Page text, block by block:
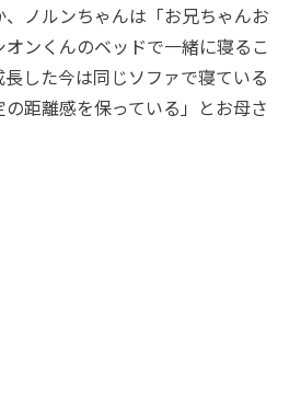
ノルンちゃんは「お兄ちゃんお
ンくんのベッドで一緒に寝るこ
した今は同じソファで寝ている
距離感を保っている」とお母さ